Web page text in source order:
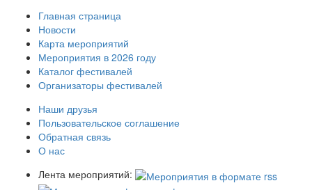
Главная страница
Новости
Карта мероприятий
Мероприятия в 2026 году
Каталог фестивалей
Организаторы фестивалей
Наши друзья
Пользовательское соглашение
Обратная связь
О нас
Лента мероприятий: